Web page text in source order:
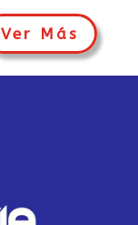
Ver Más